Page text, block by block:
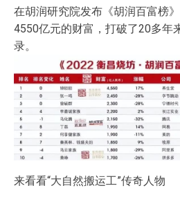
在胡润研究院发布《胡润百富榜
4550亿元的财富，打破了20多年
录。
来看看“大自然搬运工”传奇人物